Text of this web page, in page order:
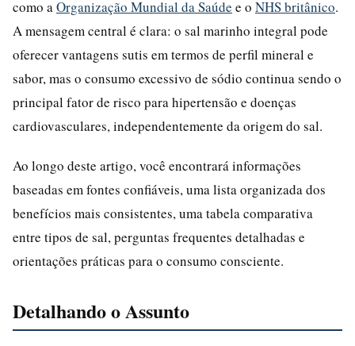
como a Organização Mundial da Saúde e o NHS britânico.
A mensagem central é clara: o sal marinho integral pode
oferecer vantagens sutis em termos de perfil mineral e
sabor, mas o consumo excessivo de sódio continua sendo o
principal fator de risco para hipertensão e doenças
cardiovasculares, independentemente da origem do sal.
Ao longo deste artigo, você encontrará informações
baseadas em fontes confiáveis, uma lista organizada dos
benefícios mais consistentes, uma tabela comparativa
entre tipos de sal, perguntas frequentes detalhadas e
orientações práticas para o consumo consciente.
Detalhando o Assunto